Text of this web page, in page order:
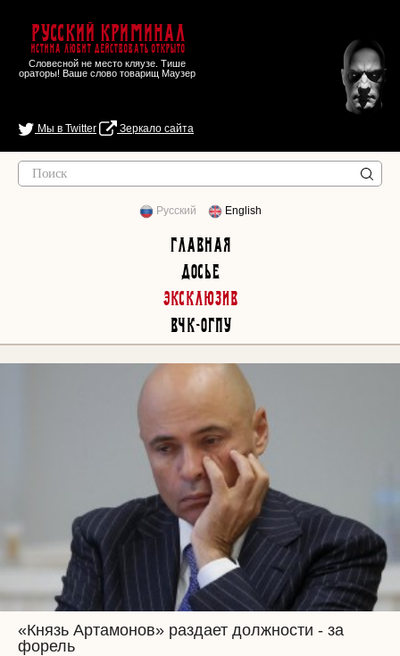
Русский Криминал
Истина любит действовать открыто
Словесной не место кляузе. Тише
ораторы! Ваше слово товарищ Маузер
Мы в Twitter Зеркало сайта
Русский English
Главная
Досье
Эксклюзив
ВЧК-ОГПУ
«Князь Артамонов» раздает должности - за
форель